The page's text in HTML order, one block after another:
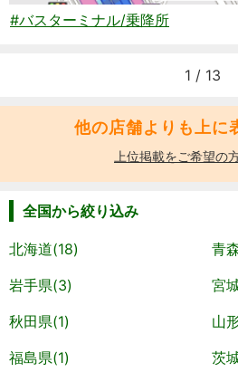
#バスターミナル/乗降所
1 / 13
他の店舗よりも上に
上位掲載をご希望の
全国から絞り込み
北海道(18)
青
岩手県(3)
宮
秋田県(1)
山
福島県(1)
茨